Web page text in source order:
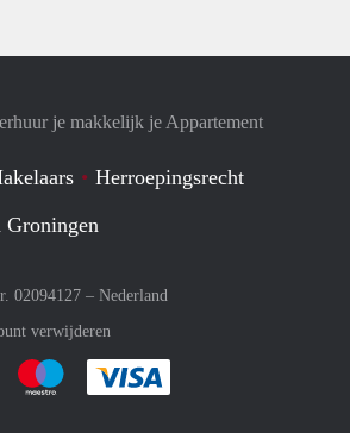
je makkelijk je Appartement
Herroepingsrecht
Groningen
02094127 – Nederland
verwijderen
af met Paypal
Je rekent gemakkelijk af met Mastercard
Je rekent gemakkelijk af met Meastro